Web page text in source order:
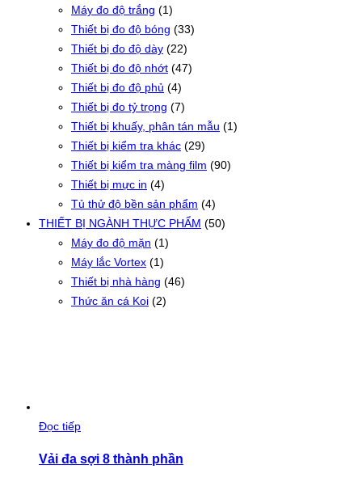
Máy đo độ trắng (1)
Thiết bị đo độ bóng (33)
Thiết bị đo độ dày (22)
Thiết bị đo độ nhớt (47)
Thiết bị đo độ phủ (4)
Thiết bị đo tỷ trọng (7)
Thiết bị khuấy, phân tán mẫu (1)
Thiết bị kiểm tra khác (29)
Thiết bị kiểm tra màng film (90)
Thiết bị mực in (4)
Tủ thử độ bền sản phẩm (4)
THIẾT BỊ NGÀNH THỰC PHẨM (50)
Máy đo độ mặn (1)
Máy lắc Vortex (1)
Thiết bị nhà hàng (46)
Thức ăn cá Koi (2)
Đọc tiếp
Vải đa sợi 8 thành phần